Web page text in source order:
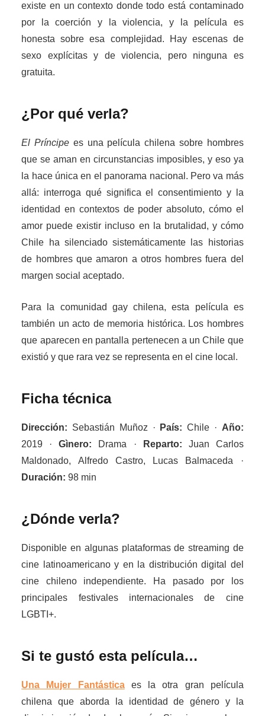
existe en un contexto donde todo está contaminado
por la coerción y la violencia, y la película es
honesta sobre esa complejidad. Hay escenas de
sexo explícitas y de violencia, pero ninguna es
gratuita.
¿Por qué verla?
El Príncipe es una película chilena sobre hombres
que se aman en circunstancias imposibles, y eso ya
la hace única en el panorama nacional. Pero va más
allá: interroga qué significa el consentimiento y la
identidad en contextos de poder absoluto, cómo el
amor puede existir incluso en la brutalidad, y cómo
Chile ha silenciado sistemáticamente las historias
de hombres que amaron a otros hombres fuera del
margen social aceptado.
Para la comunidad gay chilena, esta película es
también un acto de memoria histórica. Los hombres
que aparecen en pantalla pertenecen a un Chile que
existió y que rara vez se representa en el cine local.
Ficha técnica
Dirección: Sebastián Muñoz · País: Chile · Año:
2019 ·Gìnero: Drama · Reparto: Juan Carlos
Maldonado, Alfredo Castro, Lucas Balmaceda ·
Duración: 98 min
¿Dónde verla?
Disponible en algunas plataformas de streaming de
cine latinoamericano y en la distribución digital del
cine chileno independiente. Ha pasado por los
principales festivales internacionales de cine
LGBTI+.
Si te gustó esta película…
Una Mujer Fantásticaes la otra gran película
chilena que aborda la identidad de género y la